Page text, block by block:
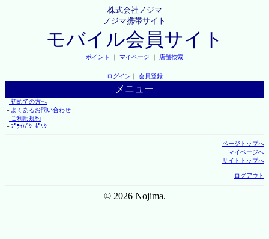
株式会社ノジマ
ノジマ携帯サイト
モバイル会員サイト
ポイント ｜ マイページ ｜ 店舗検索
ログイン ｜ 会員登録
メニュー
├初めての方へ
├ よくあるお問い合わせ
├ご利用規約
└ﾌﾟﾗｲﾊﾞｼｰﾎﾟﾘｼｰ
ページトップへ
マイページへ
サイトトップへ
ログアウト
© 2026 Nojima.